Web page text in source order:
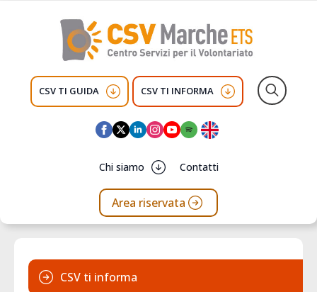
CSV TI GUIDA CSV TI INFORMA
Chi siamo Contatti
Area riservata
CSV ti informa